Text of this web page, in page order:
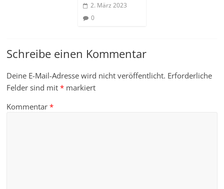
2. März 2023
0
Schreibe einen Kommentar
Deine E-Mail-Adresse wird nicht veröffentlicht. Erforderliche
Felder sind mit* markiert
Kommentar*